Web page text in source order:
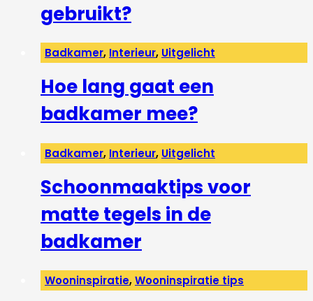
gebruikt?
Badkamer, Interieur, Uitgelicht
Hoe lang gaat een
badkamer mee?
Badkamer, Interieur, Uitgelicht
Schoonmaaktips voor
matte tegels in de
badkamer
Wooninspiratie,Wooninspiratie tips